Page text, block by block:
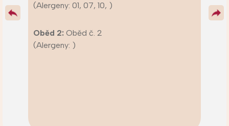
(Alergeny: 01, 07, 10, )
Oběd 2: Oběd č. 2
(Alergeny: )